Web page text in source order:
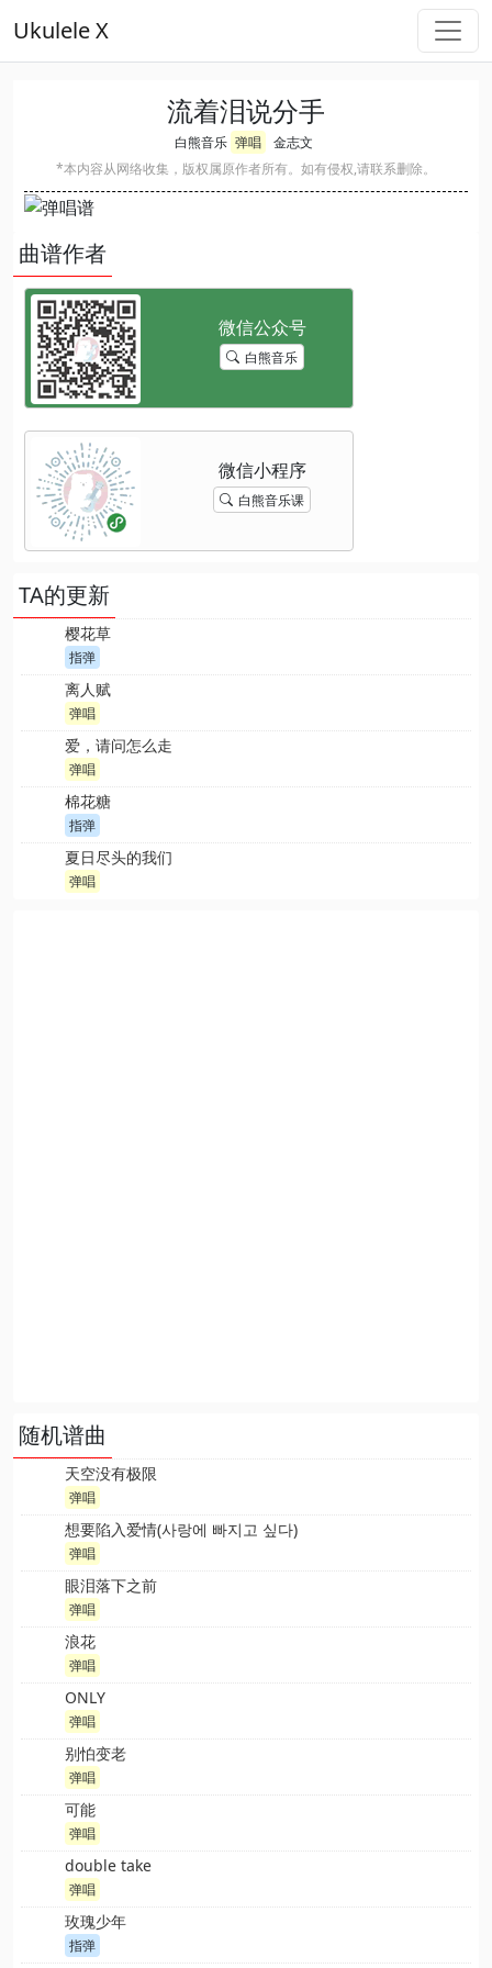
Ukulele X
流着泪说分手
白熊音乐 弹唱
金志文
*本内容从网络收集，版权属原作者所有。如有侵权,请联系删除。
曲谱作者
白熊音乐
白熊音乐课
TA的更新
樱花草
指弹
离人赋
弹唱
爱，请问怎么走
弹唱
棉花糖
指弹
夏日尽头的我们
弹唱
随机谱曲
天空没有极限
弹唱
想要陷入爱情(사랑에 빠지고 싶다)
弹唱
眼泪落下之前
弹唱
浪花
弹唱
ONLY
弹唱
别怕变老
弹唱
可能
弹唱
double take
弹唱
玫瑰少年
指弹